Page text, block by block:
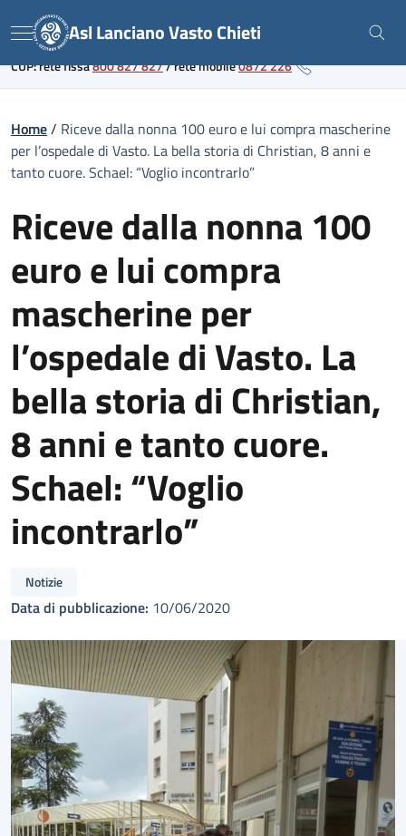
to
content
Link al portale sanitario regionale
Menu Asl Lanciano Vasto Chieti
CUP: rete fissa800 827 827/rete mobile0872 226
Home/ Riceve dalla nonna 100 euro e lui compra mascherine
per l’ospedale di Vasto. La bella storia di Christian, 8 anni e
tanto cuore. Schael: “Voglio incontrarlo”
Riceve dalla nonna 100
euro e lui compra
mascherine per
l’ospedale di Vasto. La
bella storia di Christian,
8 anni e tanto cuore.
Schael: “Voglio
incontrarlo”
Notizie
Data di pubblicazione: 10/06/2020